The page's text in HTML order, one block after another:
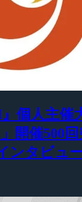
個人主催
開催500
ンタビュ